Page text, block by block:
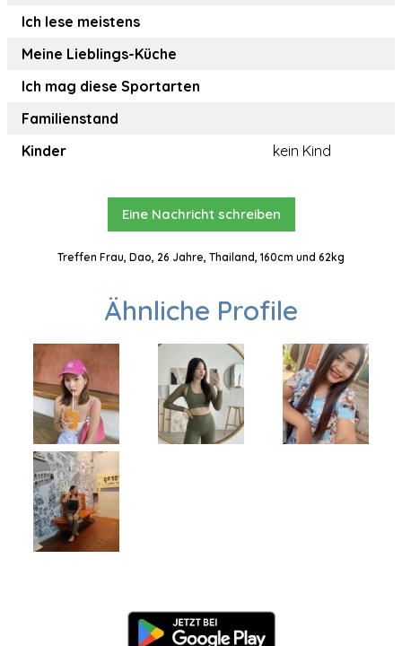
Ich lese meistens
Meine Lieblings-Küche
Ich mag diese Sportarten
Familienstand
Kinder
kein Kind
Eine Nachricht schreiben
Treffen Frau, Dao, 26 Jahre, Thailand, 160cm und 62kg
Ähnliche Profile